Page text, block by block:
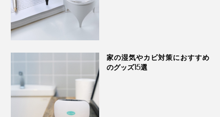
家の湿気やカビ対策におすすめ
のグッズ15選